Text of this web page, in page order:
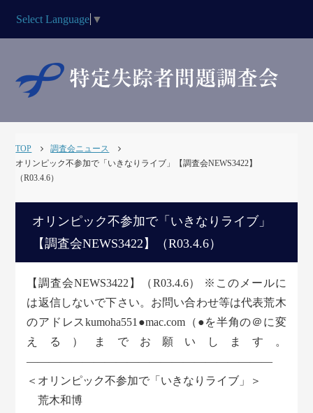
Select Language ▼
TOP
調査会ニュース
オリンピック不参加で「いきなりライブ」【調査会NEWS3422】
（R03.4.6）
オリンピック不参加で「いきなりライブ」
【調査会NEWS3422】（R03.4.6）
【調査会NEWS3422】（R03.4.6） ※このメールに
は返信しないで下さい。お問い合わせ等は代表荒木
のアドレスkumoha551●mac.com（●を半角の＠に変
える）までお願いします。
――――――――――――――――――――――
＜オリンピック不参加で「いきなりライブ」＞
荒木和博